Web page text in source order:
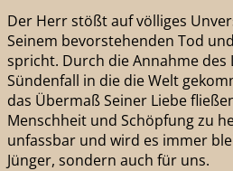
Der Herr stößt auf völliges
Seinem bevorstehenden Tod
spricht. Durch die Annahme des
Sündenfall in die die Welt
das Übermaß Seiner Liebe
Menschheit und Schöpfung zu
unfassbar und wird es immer
Jünger, sondern auch für uns.